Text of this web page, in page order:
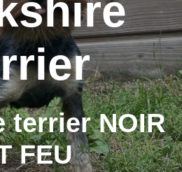
terrier NOIR
FEU